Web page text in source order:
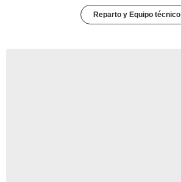
Reparto y Equipo técnico